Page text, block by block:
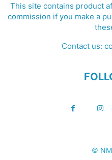
This site contains product
commission if you make a
Contact us:
©